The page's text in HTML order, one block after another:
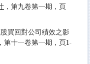
，第九卷第一期，頁
買回對公司績效之影
，第十一卷第一期，頁1-